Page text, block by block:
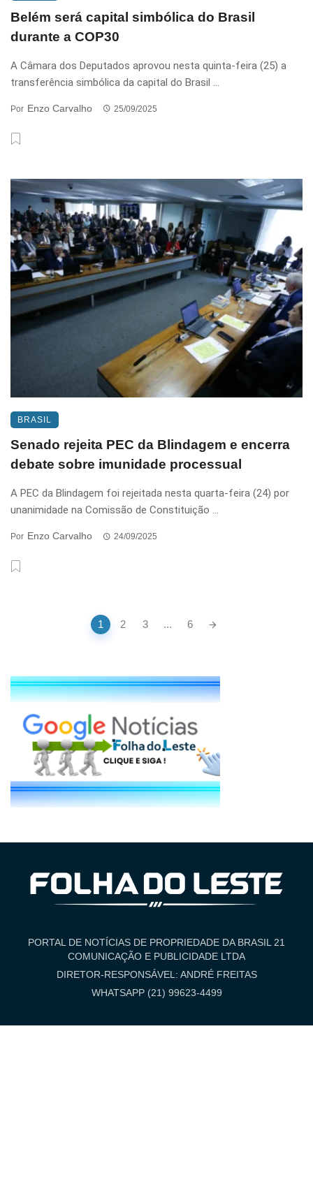
Belém será capital simbólica do Brasil
durante a COP30
A Câmara dos Deputados aprovou nesta quinta-feira (25) a
transferência simbólica da capital do Brasil ...
Por Enzo Carvalho 25/09/2025
BRASIL
Senado rejeita PEC da Blindagem e encerra
debate sobre imunidade processual
A PEC da Blindagem foi rejeitada nesta quarta-feira (24) por
unanimidade na Comissão de Constituição ...
Por Enzo Carvalho 24/09/2025
1 2 3 ... 6
PORTAL DE NOTÍCIAS DE PROPRIEDADE DA BRASIL 21
COMUNICAÇÃO E PUBLICIDADE LTDA
DIRETOR-RESPONSÁVEL: ANDRÉ FREITAS
WHATSAPP (21) 99623-4499